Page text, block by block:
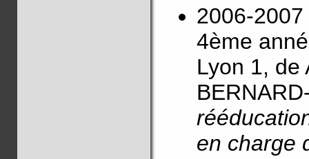
2006-
4ème
Lyon 1, de
en charge